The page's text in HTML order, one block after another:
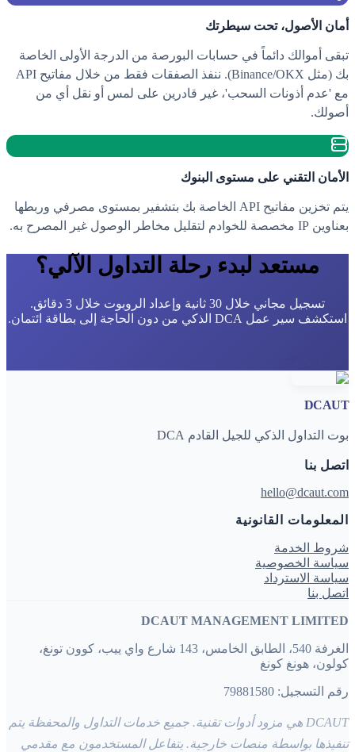
أمان الأصول، تحت سيطرتك
تبقى أموالك دائماً في حسابات البورصة من الدرجة الأولى الخاصة
بك (مثل Binance/OKX). ننفذ الصفقات فقط من خلال مفاتيح API
مع 'عدم أذونات السحب'، غير قادرين على لمس أو نقل أي من
أصولك.
الأمان التقني على مستوى البنوك
يتم تخزين مفاتيح API الخاصة بك بتشفير بمستوى مصرفي وربطها
بعناوين IP مخصصة للخوادم لتقليل مخاطر الوصول غير المصرح به.
مستعد لبدء رحلة التداول الآلي؟
تسجيل مجاني خلال 30 ثانية وإعداد الروبوت خلال 3 دقائق.
استكشف سير عمل DCA الذكي من دون الحاجة إلى بطاقة ائتمان.
DCAUT
بوت التداول الذكي للجيل القادم DCA
اتصل بنا
hello@dcaut.com
المعلومات القانونية
شروط الخدمة
سياسة الخصوصية
سياسة الاسترداد
اتصل بنا
DCAUT MANAGEMENT LIMITED
الغرفة 540، الطابق الخامس، 143 شارع واي ييب، كوون تونغ،
كولون، هونغ كونغ
رقم التسجيل: 79881580
DCAUT هي مزود أدوات تقنية. جميع خدمات التداول والمحفظة يتم
تنفيذها بواسطة منصات خارجية. يتفاعل المستخدمون مع مقدمي